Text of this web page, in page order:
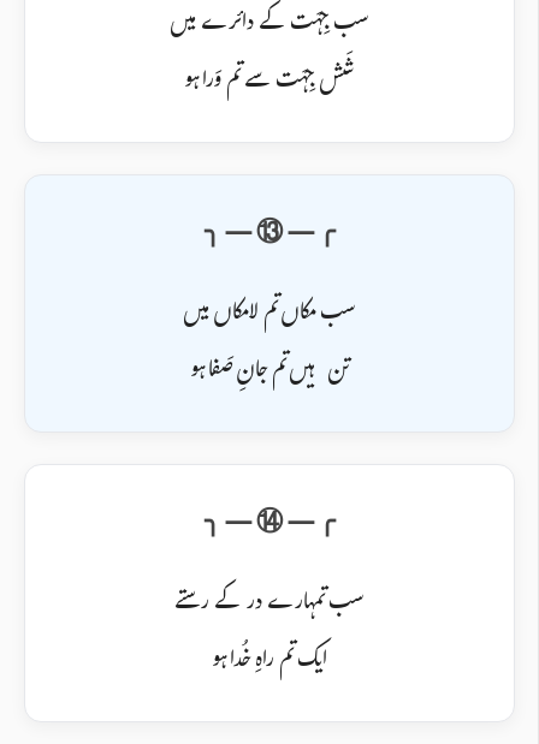
سب جِہَت کے دائرے میں
شَش جِہَت سے تم وَرا ہو
سب مکاں تم لامکاں میں
تن ہیں تم جانِ صَفا ہو
سب تمہارے در کے رستے
ایک تم راہِ خُدا ہو